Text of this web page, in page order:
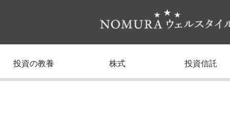
投資の教養 株式 投資信託